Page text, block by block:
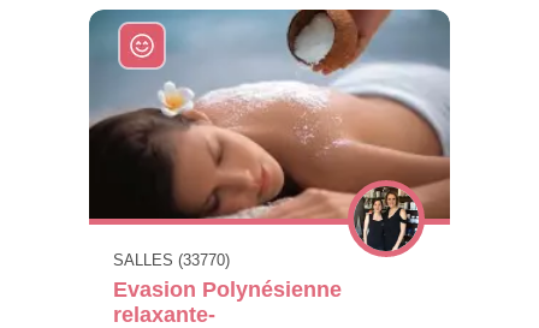
SALLES (33770)
Evasion Polynésienne
relaxante-